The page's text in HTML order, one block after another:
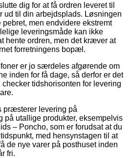
dig for at få ordren leveret til
ud til din arbejdsplads. Løsningen
pebret, men endvidere ekstremt
leveringsmåde kan ikke
hente ordren, men det kræver at
forretningens bopæl.
er jo særdeles afgørende om
inden for få dage, så derfor er det
tidshorisonten for levering
præsterer levering på
på utallige produkter, eksempelvis
– Poncho, som er forudsat at du
med hensynstagen til at
de nye varer på posthuset inden
fri.